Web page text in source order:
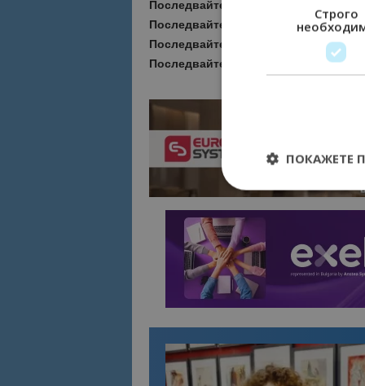
Последвайте
Последвайте
Bgtourism.bg в
Последвайте
Bgtourism.bg във
Последвайте
Строго
ПОКАЖЕТЕ
Строго
управление на